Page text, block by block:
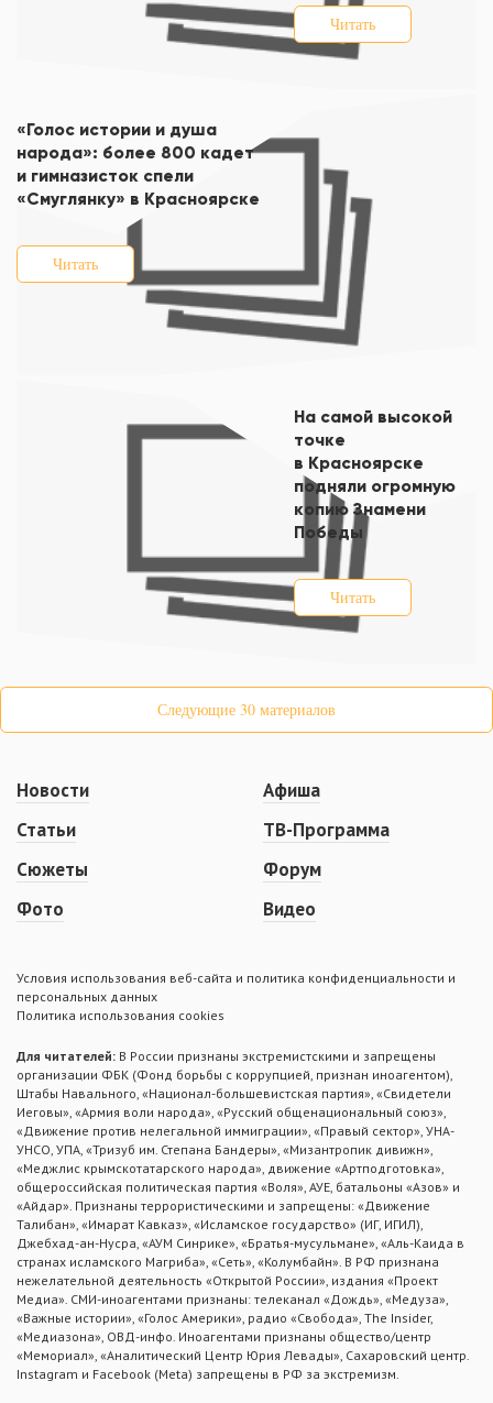
Читать
«Голос истории и душа
народа»: более 800 кадет
и гимназисток спели
«Смуглянку» в Красноярске
Читать
На самой высокой
точке
в Красноярске
подняли огромную
копию Знамени
Победы
Читать
Следующие 30 материалов
Новости
Статьи
Сюжеты
Фото
Афиша
ТВ-Программа
Форум
Видео
Условия использования веб-сайта и политика конфиденциальности и
персональных данных
Политика использования cookies
Для читателей: В России признаны экстремистскими и запрещены
организации ФБК (Фонд борьбы с коррупцией, признан иноагентом),
Штабы Навального, «Национал-большевистская партия», «Свидетели
Иеговы», «Армия воли народа», «Русский общенациональный союз»,
«Движение против нелегальной иммиграции», «Правый сектор», УНА-
УНСО, УПА, «Тризуб им. Степана Бандеры», «Мизантропик дивижн»,
«Меджлис крымскотатарского народа», движение «Артподготовка»,
общероссийская политическая партия «Воля», АУЕ, батальоны «Азов» и
«Айдар». Признаны террористическими и запрещены: «Движение
Талибан», «Имарат Кавказ», «Исламское государство» (ИГ, ИГИЛ),
Джебхад-ан-Нусра, «АУМ Синрике», «Братья-мусульмане», «Аль-Каида в
странах исламского Магриба», «Сеть», «Колумбайн». В РФ признана
нежелательной деятельность «Открытой России», издания «Проект
Медиа». СМИ-иноагентами признаны: телеканал «Дождь», «Медуза»,
«Важные истории», «Голос Америки», радио «Свобода», The Insider,
«Медиазона», ОВД-инфо. Иноагентами признаны общество/центр
«Мемориал», «Аналитический Центр Юрия Левады», Сахаровский центр.
Instagram и Facebook (Metа) запрещены в РФ за экстремизм.